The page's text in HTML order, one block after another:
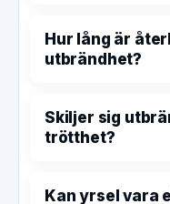
Hur lång är
utbrändhet?
Skiljer sig
trötthet?
Kan yrsel vara